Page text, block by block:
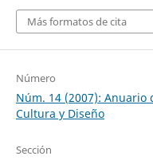
Más formatos de cita
Número
Núm. 14 (2007): Anuario
Cultura y Diseño
Sección